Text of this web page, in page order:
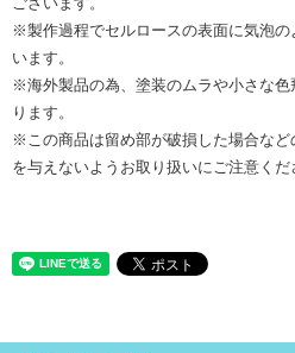
※製作過程でセルロースの表面に気泡
います。
※海外製品の為、塗装のムラや小さな
ります。
※この商品は留め部が破損した場合など
を与えないようお取り扱いにご注意くだ